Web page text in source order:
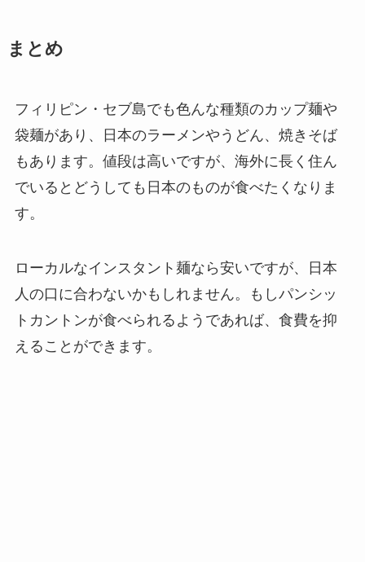
まとめ
フィリピン・セブ島でも色んな種類のカップ麺や
袋麺があり、日本のラーメンやうどん、焼きそば
もあります。値段は高いですが、海外に長く住ん
でいるとどうしても日本のものが食べたくなりま
す。
ローカルなインスタント麺なら安いですが、日本
人の口に合わないかもしれません。もしパンシッ
トカントンが食べられるようであれば、食費を抑
えることができます。